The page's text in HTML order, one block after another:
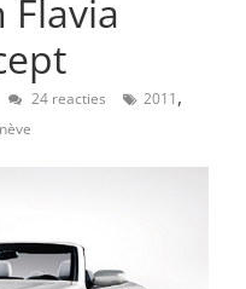
Flavia
24 reacties 2011,